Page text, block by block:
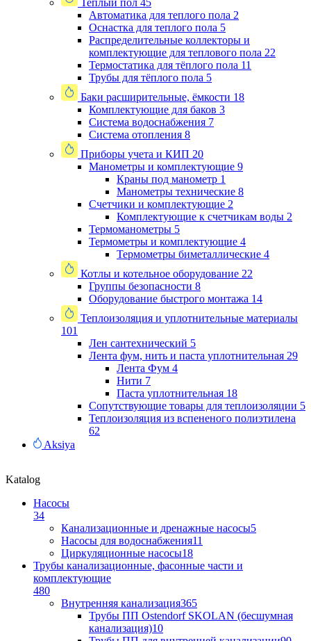
Теплый пол 45
Автоматика для теплого пола 2
Оснастка для теплого пола 5
Распределительные коллекторы и
комплектующие для теплового пола 22
Термостатика для тёплого пола 11
Трубы для тёплого пола 5
Баки расширительные, ёмкости 18
Комплектующие для баков 3
Система водоснабжения 7
Система отопления 8
Приборы учета и КИП 20
Манометры и комплектующие 9
Краны под манометр 1
Манометры технические 8
Счетчики и комплектующие 2
Комплектующие к счетчикам воды 2
Термоманометры 5
Термометры и комплектующие 4
Термометры биметаллические 4
Котлы и котельное оборудование 22
Группы безопасности 8
Оборудование быстрого монтажа 14
Теплоизоляция и уплотнительные материалы
101
Лен сантехнический 5
Лента фум, нить и паста уплотнительная 29
Лента Фум 4
Нити 7
Паста уплотнительная 18
Сопутствующие товары для теплоизоляции 5
Теплоизоляция из вспененого полиэтилена
62
Aksiya
Katalog
Насосы
34
Канализационные и дренажные насосы5
Насосы для водоснабжения11
Циркуляционные насосы18
Трубы канализационные, фасонные части и
комплектующие
480
Внутренняя канализация365
Трубы ПП Ostendorf SKOLAN (бесшумная
канализация)10